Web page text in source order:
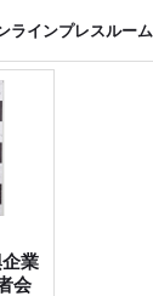
ラインプレスルーム
ター
業
会